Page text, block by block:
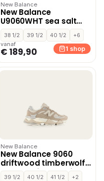
New Balance
New Balance
U9060WHT sea salt
moonbeam
turtledove 90 Mesh
Unisex – Grijs
38 1/2 39 1/2 40 1/2
+6
vanaf
€ 189,90 1 shop
New Balance
New Balance 9060
driftwood timberwolf
Suede Unisex – Beige
39 1/2 40 1/2 41 1/2
+2